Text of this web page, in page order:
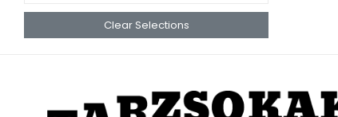
Clear Selections